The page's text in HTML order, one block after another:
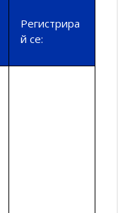
Регистрира
й се: